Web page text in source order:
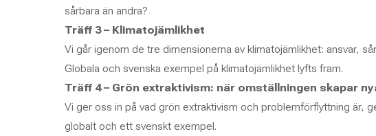
sårbara än andra?
Träff 3 – Klimatojämlikhet
Vi går igenom de tre dimensionerna av klimatojämlikhet: ansvar,
Globala och svenska exempel på klimatojämlikhet lyfts fram.
Träff 4 – Grön extraktivism: när omställningen skapar
Vi ger oss in på vad grön extraktivism och problemförflyttning är,
globalt och ett svenskt exempel.